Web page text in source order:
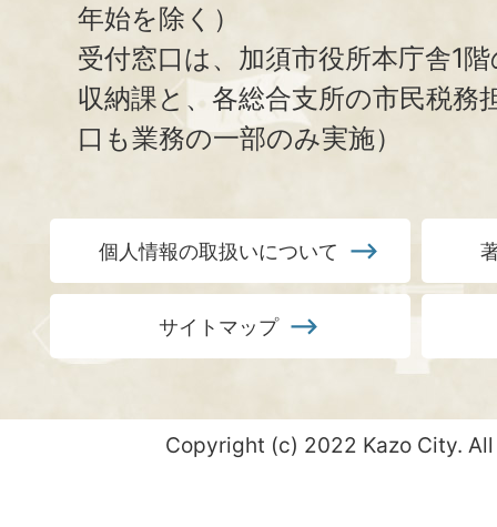
年始を除く）
受付窓口は、加須市役所本庁舎1
収納課と、 各総合支所の市民税務
口も業務の一部のみ実施）
個人情報の取扱いについて
サイトマップ
Copyright (c) 2022 Kazo City.